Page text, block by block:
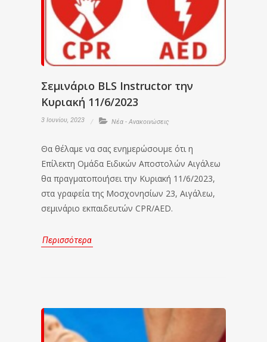
Σεμινάριο BLS Instructor την
Κυριακή 11/6/2023
3 Ιουνίου, 2023 Νέα - Ανακοινώσεις
Θα θέλαμε να σας ενημερώσουμε ότι η
Επίλεκτη Ομάδα Ειδικών Αποστολών Αιγάλεω
θα πραγματοποιήσει την Κυριακή 11/6/2023,
στα γραφεία της Μοσχονησίων 23, Αιγάλεω,
σεμινάριο εκπαιδευτών CPR/AED.
Περισσότερα